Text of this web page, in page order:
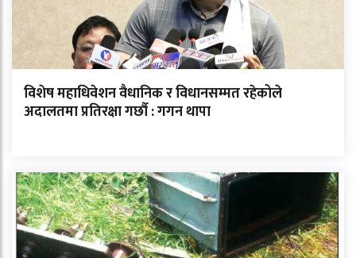
विशेष महाधिवेशन वैधानिक र विधानसम्मत रहेकोले
अदालतमा प्रतिरक्षा गर्छौ : गगन थापा